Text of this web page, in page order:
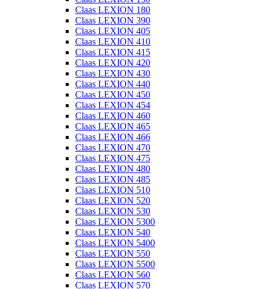
Claas LEXION 180
Claas LEXION 390
Claas LEXION 405
Claas LEXION 410
Claas LEXION 415
Claas LEXION 420
Claas LEXION 430
Claas LEXION 440
Claas LEXION 450
Claas LEXION 454
Claas LEXION 460
Claas LEXION 465
Claas LEXION 466
Claas LEXION 470
Claas LEXION 475
Claas LEXION 480
Claas LEXION 485
Claas LEXION 510
Claas LEXION 520
Claas LEXION 530
Claas LEXION 5300
Claas LEXION 540
Claas LEXION 5400
Claas LEXION 550
Claas LEXION 5500
Claas LEXION 560
Claas LEXION 570